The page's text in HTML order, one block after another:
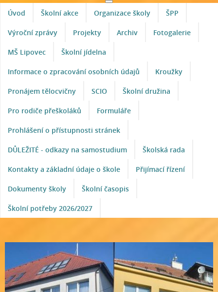
Úvod Školní akce Organizace školy ŠPP
Výroční zprávy Projekty Archiv Fotogalerie
MŠ Lipovec Školní jídelna
Informace o zpracování osobních údajů Kroužky
Pronájem tělocvičny SCIO Školní družina
Pro rodiče přeškoláků Formuláře
Prohlášení o přístupnosti stránek
DŮLEŽITÉ - odkazy na samostudium Školská rada
Kontakty a základní údaje o škole Přijímací řízení
Dokumenty školy Školní časopis
Školní potřeby 2026/2027